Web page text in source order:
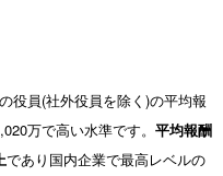
役員(社外役員を除く)の平均報
万で高い水準です。 平均報酬
であり国内企業で最高レベルの